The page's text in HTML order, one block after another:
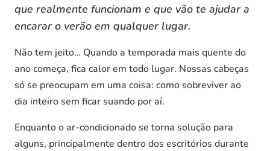
que realmente funcionam e que vão te ajudar a
encarar o verão em qualquer lugar.
Não tem jeito… Quando a temporada mais quente do
ano começa, fica calorem todo lugar. Nossas cabeças
só se preocupam em uma coisa: como sobreviver ao
dia inteiro sem ficar suando por aí.
Enquanto o ar-condicionado se torna solução para
alguns, principalmente dentro dos escritórios durante